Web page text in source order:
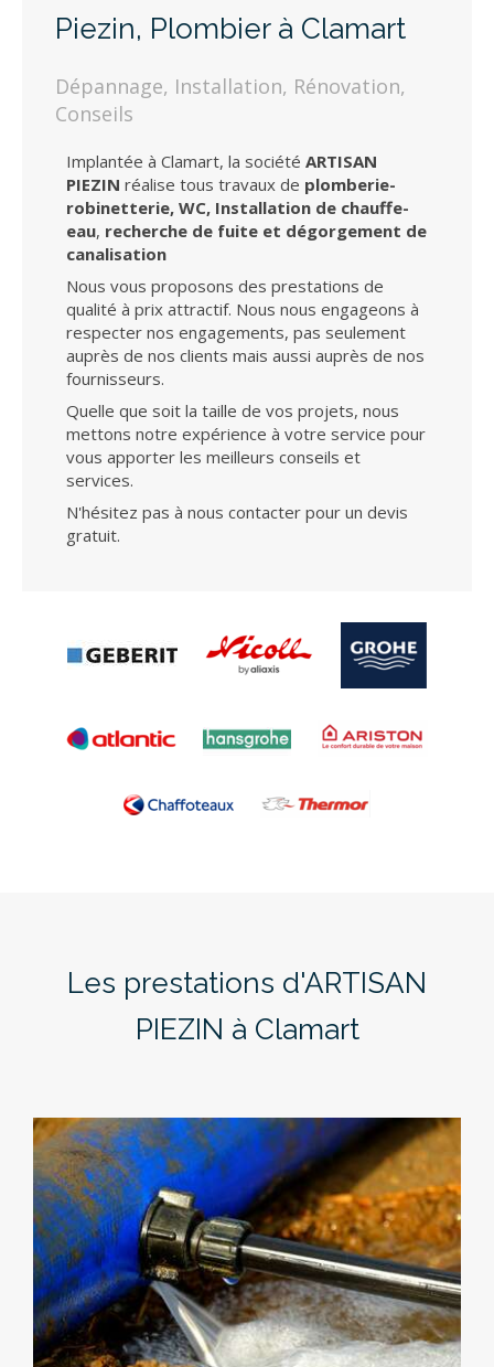
Piezin, Plombier à Clamart
Dépannage, Installation, Rénovation,
Conseils
Implantée à Clamart, la société ARTISAN
PIEZIN réalise tous travaux de plomberie-
robinetterie, WC, Installation de chauffe-
eau, recherche de fuite et dégorgement de
canalisation
Nous vous proposons des prestations de
qualité à prix attractif. Nous nous engageons à
respecter nos engagements, pas seulement
auprès de nos clients mais aussi auprès de nos
fournisseurs.
Quelle que soit la taille de vos projets, nous
mettons notre expérience à votre service pour
vous apporter les meilleurs conseils et
services.
N'hésitez pas à nous contacter pour un devis
gratuit.
Les prestations d'ARTISAN
PIEZIN à Clamart